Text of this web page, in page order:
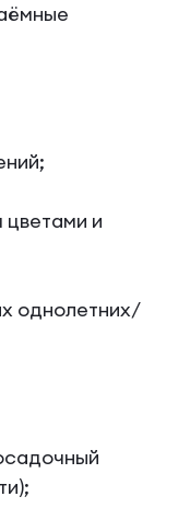
цветами и
однолетних/